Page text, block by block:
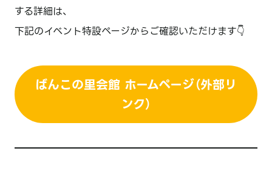
する詳細は、
下記のイベント特設ページからご確認いただけます👇
ばんこの里会館 ホームページ（外部リ
ンク）